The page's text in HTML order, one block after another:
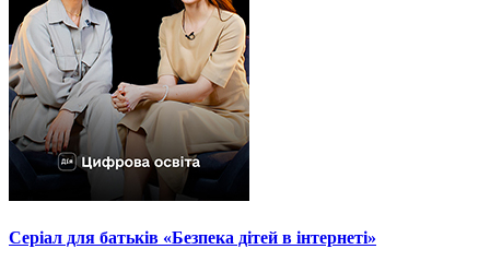
Серіал для батьків «Безпека дітей в інтернеті»